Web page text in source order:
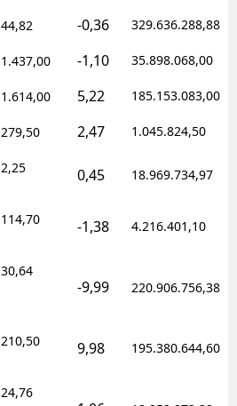
44,82 -0,36 329.636.288,88
1.437,00 -1,10 35.898.068,00
1.614,00 5,22 185.153.083,00
279,50 2,47 1.045.824,50
2,25 0,45 18.969.734,97
114,70 -1,38 4.216.401,10
30,64
-9,99 220.906.756,38
210,50 9,98 195.380.644,60
24,76